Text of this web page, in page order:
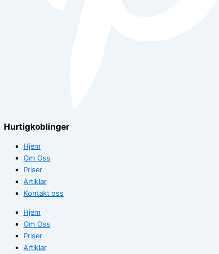
Hurtigkoblinger
Hjem
Om Oss
Priser
Artiklar
Kontakt oss
Hjem
Om Oss
Priser
Artiklar